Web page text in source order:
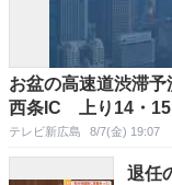
お盆の高速道渋滞
西条IC 上り14・15
テレビ新広島 8/7(金) 19:07
退任